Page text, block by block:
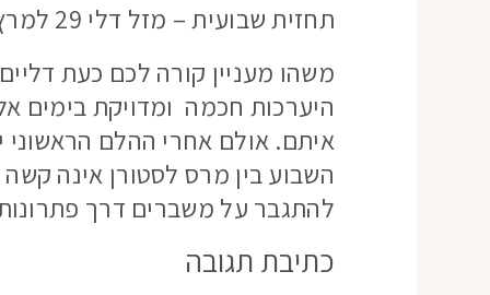
תחזית שבועית – מזל דלי 29 למרץ 2020
משהו מעניין קורה לכם כעת
היערכות חכמה ומדויקת בימים
איתם. אולם אחרי ההלם
השבוע בין מרס לסטורן אינה
להתגבר על משברים דרך פתרונות
כתיבת תגובה